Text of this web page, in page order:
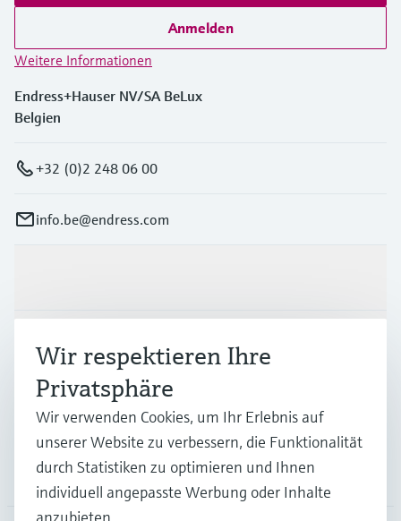
Anmelden
Weitere Informationen
Endress+Hauser NV/SA BeLux
Belgien
+32 (0)2 248 06 00
info.be@endress.com
Branchen
Support
Unternehmen
Wir respektieren Ihre
Privatsphäre
Wir verwenden Cookies, um Ihr Erlebnis auf
unserer Website zu verbessern, die Funktionalität
durch Statistiken zu optimieren und Ihnen
individuell angepasste Werbung oder Inhalte